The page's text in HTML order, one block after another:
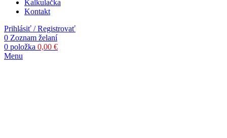
Kalkulačka
Kontakt
Prihlásiť / Registrovať
0 Zoznam želaní
0 položka 0,00 €
Menu